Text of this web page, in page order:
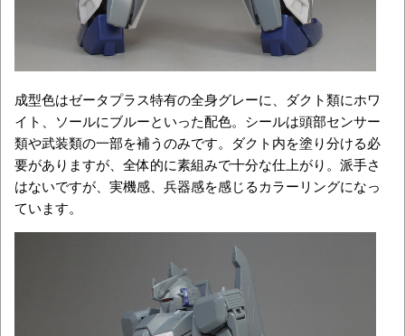
成型色はゼータプラス特有の全身グレーに、ダクト類にホワ
イト、ソールにブルーといった配色。シールは頭部センサー
類や武装類の一部を補うのみです。ダクト内を塗り分ける必
要がありますが、全体的に素組みで十分な仕上がり。派手さ
はないですが、実機感、兵器感を感じるカラーリングになっ
ています。